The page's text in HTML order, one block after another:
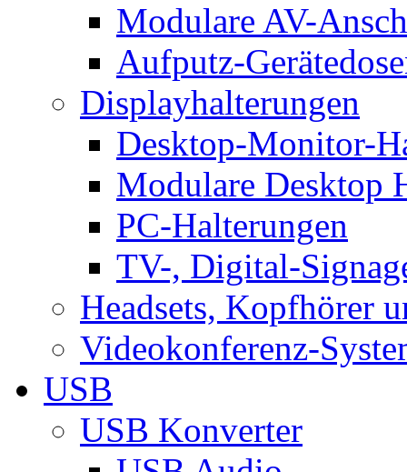
Modulare AV-
Aufputz-
Displayhalterungen
Desktop-Monitor-
Modulare Desktop
PC-Halterungen
TV-, Digital-
Headsets, Kopfhörer
Videokonferenz-
USB
USB Konverter